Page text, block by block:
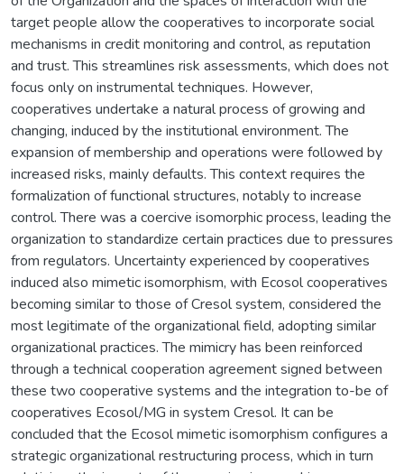
target people allow the cooperatives to incorporate social
mechanisms in credit monitoring and control, as reputation
and trust. This streamlines risk assessments, which does not
focus only on instrumental techniques. However,
cooperatives undertake a natural process of growing and
changing, induced by the institutional environment. The
expansion of membership and operations were followed by
increased risks, mainly defaults. This context requires the
formalization of functional structures, notably to increase
control. There was a coercive isomorphic process, leading the
organization to standardize certain practices due to pressures
from regulators. Uncertainty experienced by cooperatives
induced also mimetic isomorphism, with Ecosol cooperatives
becoming similar to those of Cresol system, considered the
most legitimate of the organizational field, adopting similar
organizational practices. The mimicry has been reinforced
through a technical cooperation agreement signed between
these two cooperative systems and the integration to-be of
cooperatives Ecosol/MG in system Cresol. It can be
concluded that the Ecosol mimetic isomorphism configures a
strategic organizational restructuring process, which in turn